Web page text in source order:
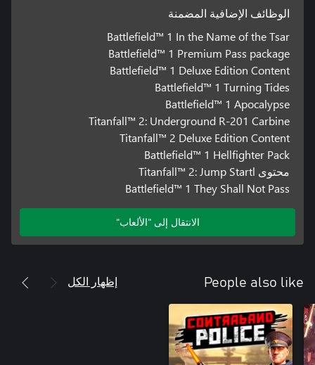
الوظائف الإضافية المضمنة
Battlefield™ 1 In the Name of the Tsar
Battlefield™ 1 Premium Pass package
Battlefield™ 1 Deluxe Edition Content
Battlefield™ 1 Turning Tides
Battlefield™ 1 Apocalypse
Titanfall™ 2: Underground R-201 Carbine
Titanfall™ 2 Deluxe Edition Content
Battlefield™ 1 Hellfighter Pack
محتوى Titanfall™ 2: Jump Startl
Battlefield™ 1 They Shall Not Pass
الانتقال إلى "الألعاب"
People also like إظهار الكل